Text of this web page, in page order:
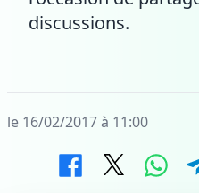
discussions.
le 16/02/2017 à 11:00